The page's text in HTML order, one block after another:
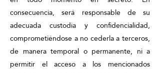
consecuencia, será responsable de su
adecuada custodia y confidencialidad,
comprometiéndose a no cederla a terceros,
de manera temporal o permanente, ni a
permitir el acceso a los mencionados